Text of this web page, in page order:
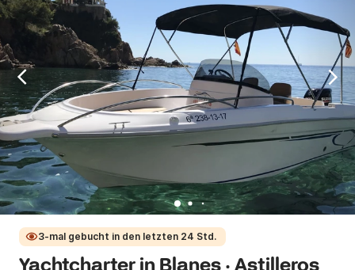
3-mal gebucht in den letzten 24 Std.